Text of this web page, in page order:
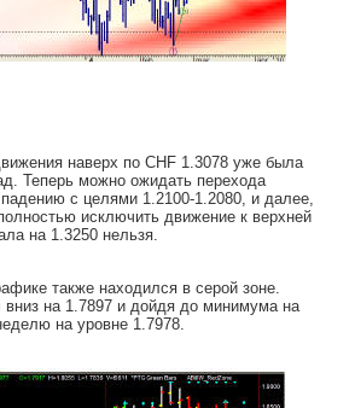
наверх по CHF 1.3078 уже была
Теперь можно ожидать перехода
с целями 1.2100-1.2080, и далее,
исключить движение к верхней
на 1.3250 нельзя.
также находился в серой зоне.
вниз на 1.7897 и дойдя до минимума на
на уровне 1.7978.